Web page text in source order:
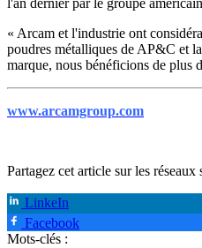
l'an dernier par le groupe
« Arcam et l'industrie ont
poudres métalliques de AP&C et
marque, nous bénéficions de plus
www.arcamgroup.com
Partagez cet article sur les
LinkeIn
Facebook
Mots-clés :